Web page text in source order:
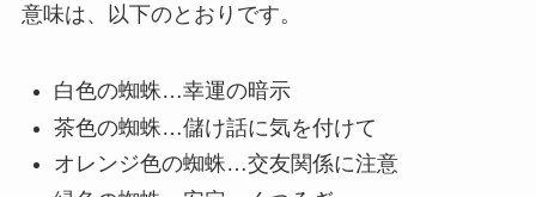
意味は、以下のとおりです。
白色の蜘蛛…幸運の暗示
茶色の蜘蛛…儲け話に気を付けて
オレンジ色の蜘蛛…交友関係に注意